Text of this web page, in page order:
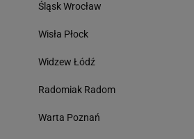
Śląsk Wrocław
Wisła Płock
Widzew Łódź
Radomiak Radom
Warta Poznań